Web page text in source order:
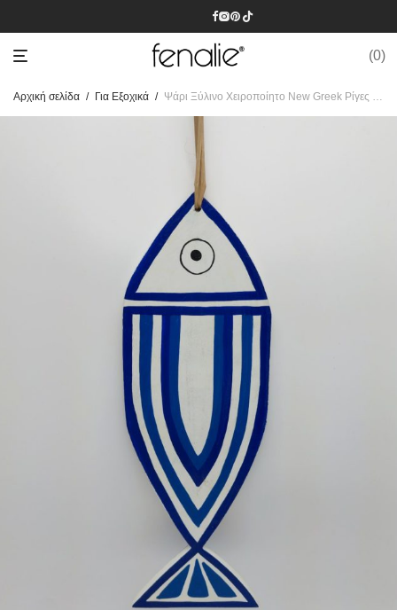
0
Αρχική σελίδα / Για Εξοχικά / Ψάρι Ξύλινο Χειροποίητο New Greek Ρίγες Μπλε